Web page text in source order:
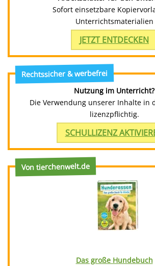
Sofort einsetzbare
Unterrichtsmaterialien
JETZT ENTDECKEN
Rechtssicher & werbefrei
Nutzung im Unterricht?
Die Verwendung unserer Inhalte in
lizenzpflichtig.
SCHULLIZENZ
Von tierchenwelt.de
Das große Hundebuch